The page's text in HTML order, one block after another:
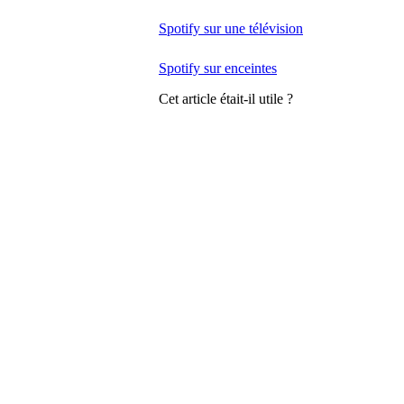
Spotify sur une télévision
Spotify sur enceintes
Cet article était-il utile ?